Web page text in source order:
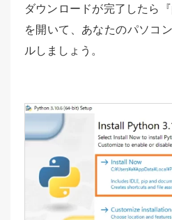
ダウンロードが完了したら『
を開いて、あなたのパソコ
ルしましょう。